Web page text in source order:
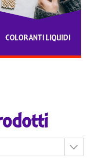
COLORANTI LIQUIDI